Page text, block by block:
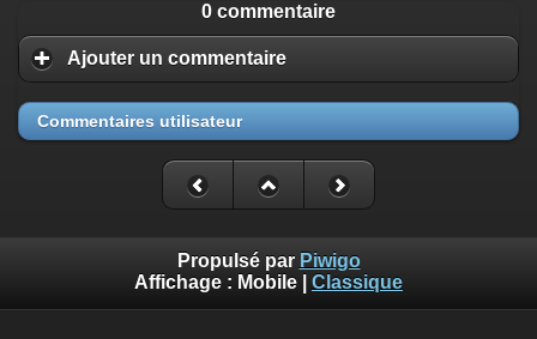
0 commentaire
Ajouter un commentaire
Commentaires utilisateur
Propulsé par Piwigo
Affichage : Mobile Classique